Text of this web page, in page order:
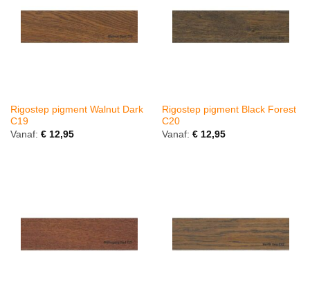
Rigostep pigment Walnut Dark
C19
Vanaf: €12,95
Rigostep pigment Black Forest
C20
Vanaf: €12,95